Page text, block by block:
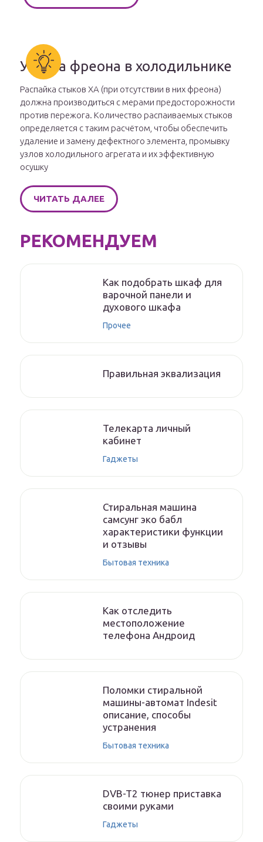
Утечка фреона в холодильнике
Распайка стыков ХА (при отсутствии в них фреона)
должна производиться с мерами предосторожности
против пережога. Количество распаиваемых стыков
определяется с таким расчётом, чтобы обеспечить
удаление и замену дефектного элемента, промывку
узлов холодильного агрегата и их эффективную
осушку
ЧИТАТЬ ДАЛЕЕ
РЕКОМЕНДУЕМ
Как подобрать шкаф для
варочной панели и
духового шкафа
Прочее
Правильная эквализация
Телекарта личный
кабинет
Гаджеты
Стиральная машина
самсунг эко бабл
характеристики функции
и отзывы
Бытовая техника
Как отследить
местоположение
телефона Андроид
Поломки стиральной
машины-автомат Indesit
описание, способы
устранения
Бытовая техника
DVB-T2 тюнер приставка
своими руками
Гаджеты